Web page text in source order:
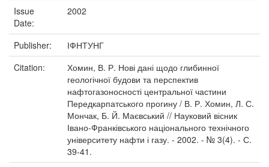
Issue
Date:
2002
Publisher:
ІФНТУНГ
Citation:
Хомин, В. Р. Нові дані щодо глибинної
геологічної будови та перспектив
нафтогазоносності центральної частини
Передкарпатського прогину / В. Р. Хомин, Л. С.
Мончак, Б. Й. Маєвський // Науковий вісник
Івано-Франківського національного технічного
університету нафти і газу. - 2002. - № 3(4). - С.
39-41.